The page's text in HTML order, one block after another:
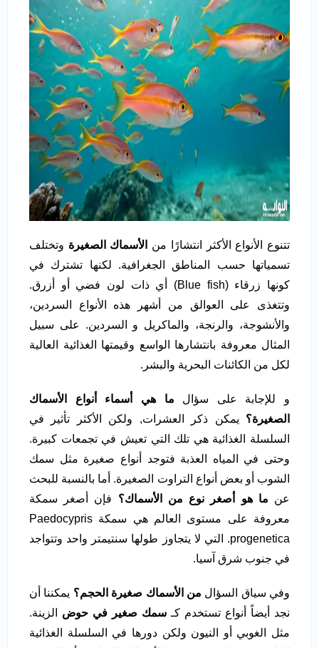
تتنوع الأنواع الأكثر انتشارًا من الأسماك الصغيرة وتختلف
تسمياتها حسب المناطق الجغرافية. لكنها تشترك في
كونها زرقاء (Blue fish) أي ذات لون فضي أو أزرق.
وتتغذى على العوالق من أشهر هذه الأنواع السردين،
والأنشوجة، والرنجة، والماكريل و السردين. على سبيل
المثال معروفة بانتشارها الواسع وقيمتها الغذائية العالية
لكل من الكائنات البحرية والبشر.
و للإجابة على سؤال ما هي أسماء أنواع الأسماك
الصغيرة؟ يمكن ذكر العشرات, ولكن الأكثر تأثير في
السلسلة الغذائية هي تلك التي تعيش في تجمعات كبيرة.
وحتى في المياه العذبة فتوجد أنواع صغيرة مثل سمك
الشوب أو بعض أنواع التراوت الصغيرة. أما بالنسبة للبحث
عن ما هو أصغر نوع من الأسماك؟ فإن أصغر سمكة
معروفة على مستوى العالم هي سمكة Paedocypris
progenetica. التي لا يتجاوز طولها سنتيمتر واحد وتتواجد
في جنوب شرق آسيا.
وفي سياق السؤال من الأسماك صغيرة الحجم؟ يمكننا أن
نجد أيضاً أنواع تستخدم كـ سمك صغير في حوض الزينة.
مثل الغوبي أو النيون ولكن دورها في السلسلة الغذائية